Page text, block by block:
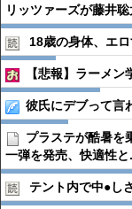
リッツァーズが藤井
18歳の身体、エロ
【悲報】ラーメ
彼氏にデブって言
プラステが酷暑を
一弾を発売、快適性と
テント内で中●︎し